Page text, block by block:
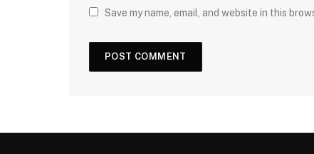
Save my name, email, and website in this